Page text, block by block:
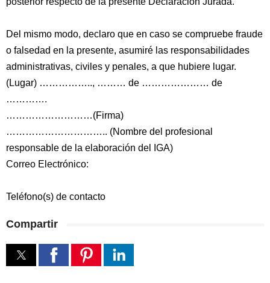
Del mismo modo, declaro que en caso se compruebe fraude
o falsedad en la presente, asumiré las responsabilidades
administrativas, civiles y penales, a que hubiere lugar.
(Lugar) …………….., ……… de ………………… de
………….
………………………(Firma)
………………………….. (Nombre del profesional
responsable de la elaboración del IGA)
Correo Electrónico:
Teléfono(s) de contacto
Compartir